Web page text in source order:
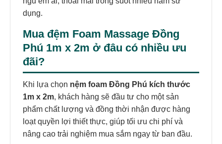
dụng.
Mua đệm Foam Massage Đồng
Phú 1m x 2m ở đâu có nhiều ưu
đãi?
Khi lựa chọn nệm foam Đồng Phú kích thước
1m x 2m, khách hàng sẽ đầu tư cho một sản
phẩm chất lượng và đồng thời nhận được hàng
loạt quyền lợi thiết thực, giúp tối ưu chi phí và
nâng cao trải nghiệm mua sắm ngay từ ban đầu.